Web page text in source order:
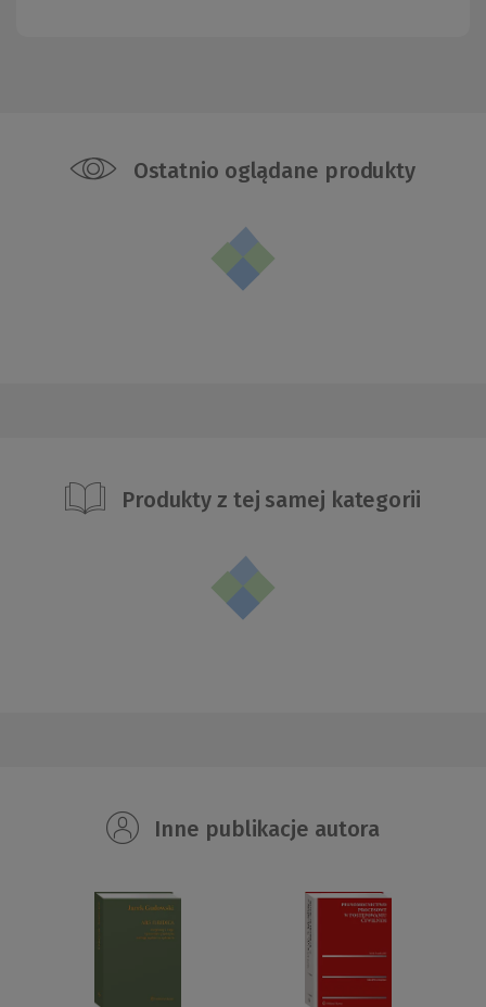
Ostatnio oglądane produkty
Produkty z tej samej kategorii
Inne publikacje autora